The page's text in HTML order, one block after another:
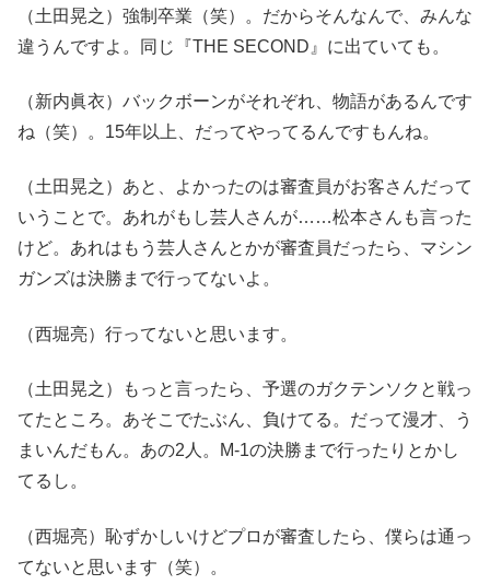
（土田晃之）強制卒業（笑）。だからそんなんで、みんな
違うんですよ。同じ『THE SECOND』に出ていても。
（新内眞衣）バックボーンがそれぞれ、物語があるんです
ね（笑）。15年以上、だってやってるんですもんね。
（土田晃之）あと、よかったのは審査員がお客さんだって
いうことで。あれがもし芸人さんが……松本さんも言った
けど。あれはもう芸人さんとかが審査員だったら、マシン
ガンズは決勝まで行ってないよ。
（西堀亮）行ってないと思います。
（土田晃之）もっと言ったら、予選のガクテンソクと戦っ
てたところ。あそこでたぶん、負けてる。だって漫才、う
まいんだもん。あの2人。M-1の決勝まで行ったりとかし
てるし。
（西堀亮）恥ずかしいけどプロが審査したら、僕らは通っ
てないと思います（笑）。